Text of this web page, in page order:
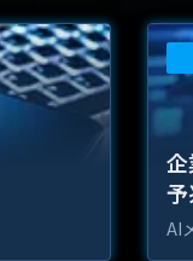
AI